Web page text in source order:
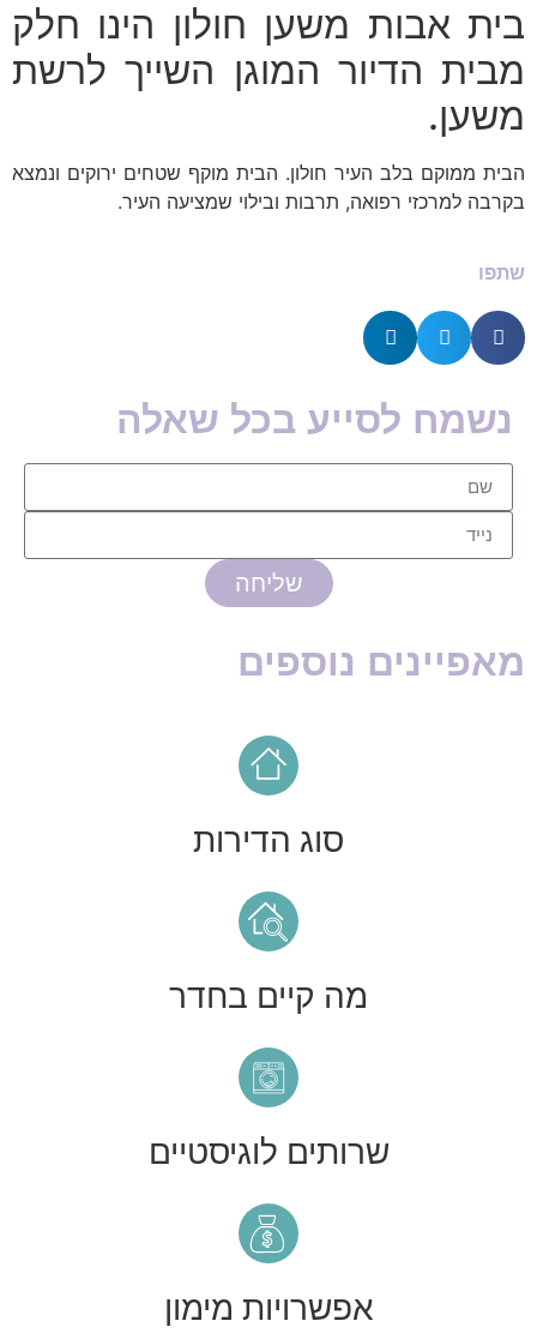
בית אבות משען חולון הינו חלק
מבית הדיור המוגן השייך לרשת
משען.
הבית ממוקם בלב העיר חולון. הבית מוקף שטחים ירוקים ונמצא
בקרבה למרכזי רפואה, תרבות ובילוי שמציעה העיר.
שתפו
נשמח לסייע בכל שאלה
שליחה
מאפיינים נוספים
סוג הדירות
מה קיים בחדר
שרותים לוגיסטיים
אפשרויות מימון